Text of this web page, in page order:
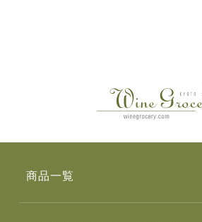
商品一覧